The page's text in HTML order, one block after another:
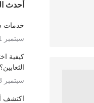
أحدث
خدمات
سبتمبر 21, 2024
كيفية
الثعابين؟
سبتمبر 18, 2024
اكتشف